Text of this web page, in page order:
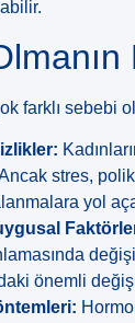
farklı sebebi
stres,
yol
önemli